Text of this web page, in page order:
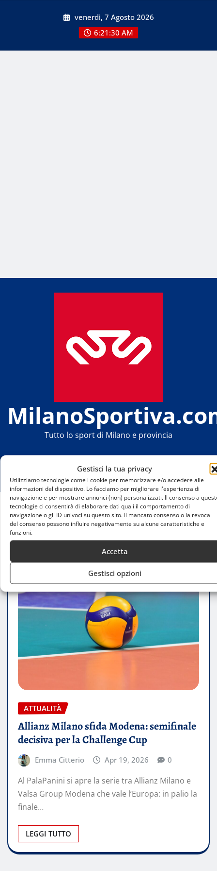
Gestisci la tua privacy
Utilizziamo tecnologie come i cookie per memorizzare e/o accedere alle
informazioni del dispositivo. Lo facciamo per migliorare l'esperienza di
navigazione e per mostrare annunci (non) personalizzati. Il consenso a
tecnologie ci consentirà di elaborare dati quali il comportamento di
navigazione o gli ID univoci su questo sito. Il mancato consenso o la revoca
del consenso possono influire negativamente su alcune caratteristiche e
funzioni.
Accetta
Gestisci opzioni
venerdì, 7 Agosto 2026
6:21:30 AM
Tutto lo sport di Milano e provincia
Home
Allianz Milano sfida Modena: semifinale decisiva
per la Challenge Cup
ATTUALITÀ
Allianz Milano sfida Modena: semifinale
decisiva per la Challenge Cup
Emma Citterio Apr 19, 2026 0
Al PalaPanini si apre la serie tra Allianz Milano e
Valsa Group Modena che vale l’Europa: in palio la
finale…
LEGGI TUTTO